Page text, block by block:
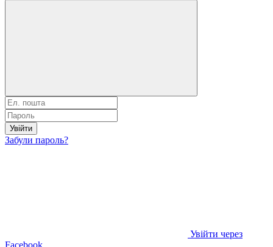
Увійти
Забули пароль?
Увійти через
Facebook